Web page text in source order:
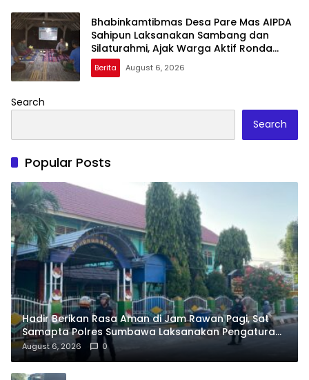
Bhabinkamtibmas Desa Pare Mas AIPDA
Sahipun Laksanakan Sambang dan
Silaturahmi, Ajak Warga Aktif Ronda
Malam
Berita August 6, 2026
Search
Search
Popular Posts
Hadir Berikan Rasa Aman di Jam Rawan Pagi, Sat
Samapta Polres Sumbawa Laksanakan Pengaturan
dan Penyeberangan Pelajar
August 6, 2026 0